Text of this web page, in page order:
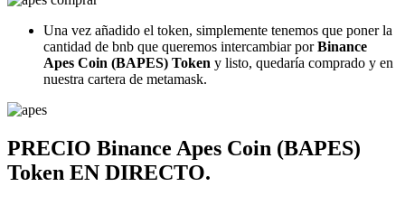
Una vez añadido el token, simplemente tenemos que poner la
cantidad de bnb que queremos intercambiar porBinance
Apes Coin (BAPES) Token y listo, quedaría comprado y en
nuestra cartera de metamask.
PRECIO Binance Apes Coin (BAPES)
Token EN DIRECTO.